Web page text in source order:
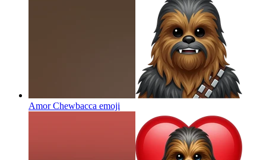
Amor Chewbacca emoji